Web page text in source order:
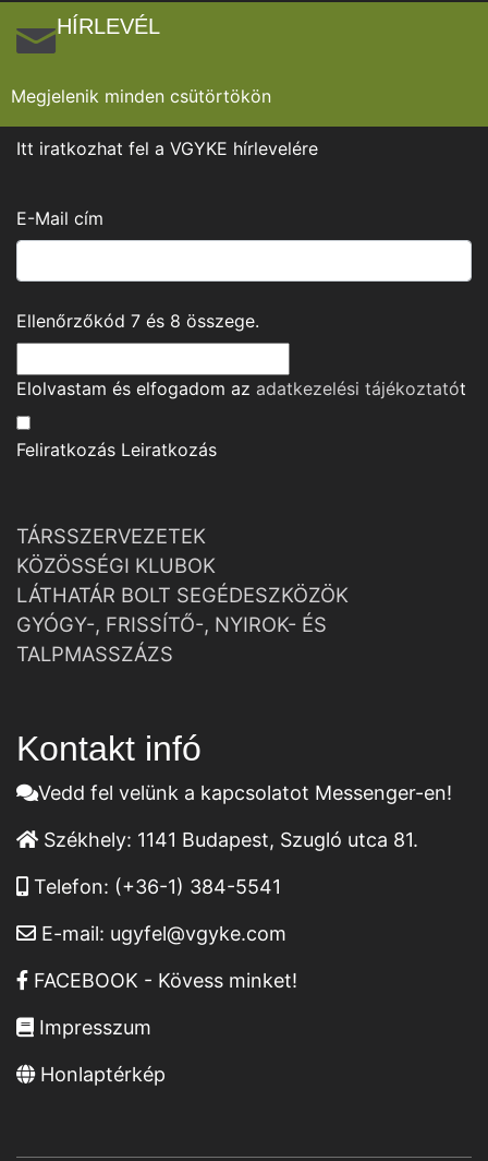
HÍRLEVÉL
Megjelenik minden csütörtökön
Itt iratkozhat fel a VGYKE hírlevelére
E-Mail cím
Ellenőrzőkód 7 és 8 összege.
Elolvastam és elfogadom az adatkezelési tájékoztatót
Feliratkozás Leiratkozás
TÁRSSZERVEZETEK
KÖZÖSSÉGI KLUBOK
LÁTHATÁR BOLT SEGÉDESZKÖZÖK
GYÓGY-, FRISSÍTŐ-, NYIROK- ÉS
TALPMASSZÁZS
Kontakt infó
Vedd fel velünk a kapcsolatot Messenger-en!
Székhely: 1141 Budapest, Szugló utca 81.
Telefon: (+36-1) 384-5541
E-mail: ugyfel@vgyke.com
FACEBOOK - Kövess minket!
Impresszum
Honlaptérkép